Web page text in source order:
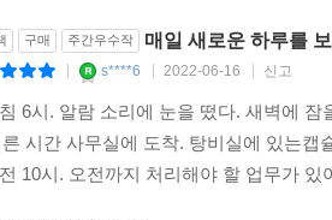
구매 주간우수작 매일 새로운 하루를
s****6 2022-06-16 신고
6시. 알람 소리에 눈을 떴다. 새벽에
시간 사무실에 도착. 탕비실에 있는
10시. 오전까지 처리해야 할 업무가